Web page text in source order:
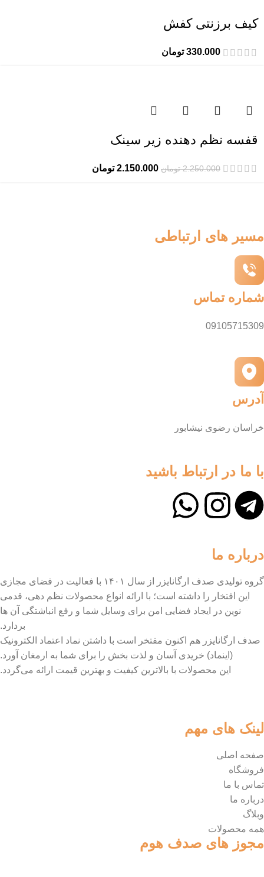
کیف برزنتی کفش
330.000 تومان
قفسه نظم دهنده زیر سینک
2.250.000 تومان 2.150.000 تومان
لینک های مهم
صفحه اصلی
فروشگاه
تماس با ما
درباره ما
وبلاگ
همه محصولات
مجوز های صدف هوم
درباره ما
گروه تولیدی صدف ارگانایزر از سال ۱۴۰۱ با فعالیت در فضای مجازی
این افتخار را داشته است؛ با ارائه انواع محصولات نظم دهی، قدمی
نوین در ایجاد فضایی امن برای وسایل شما و رفع انباشتگی آن ها
بردارد.
صدف ارگانایزر هم اکنون مفتخر است با داشتن نماد اعتماد الکترونیک
(اینماد) خریدی آسان و لذت بخش را برای شما به ارمغان آورد.
این محصولات با بالاترین کیفیت و بهترین قیمت ارائه می‌گردد.
مسیر های ارتباطی
شماره تماس
09105715309
آدرس
خراسان رضوی نیشابور
با ما در ارتباط باشید